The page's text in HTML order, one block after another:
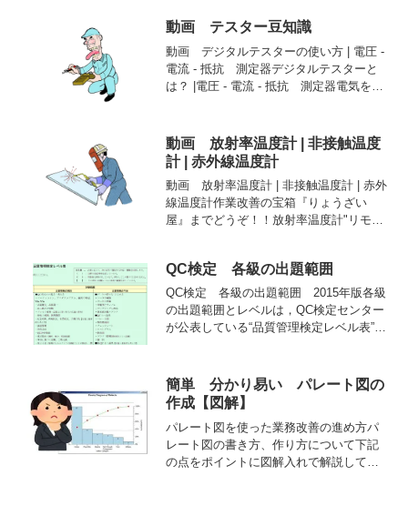
い。・市販品の場合は一般・カー用品店
にて販売する為、生産数...
動画 テスター豆知識
動画 デジタルテスターの使い方 | 電圧 -
電流 - 抵抗 測定器デジタルテスターと
は？ |電圧 - 電流 - 抵抗 測定器電気を扱
計や電流計が多く使われていますが、...
動画 放射率温度計 | 非接触温度
計 | 赤外線温度計
動画 放射率温度計 | 非接触温度計 | 赤外
線温度計作業改善の宝箱『りょうざい
屋』までどうぞ！！放射率温度計"リモー
計とは？すべての物体は赤外線を放射し
ています。こ...
QC検定 各級の出題範囲
QC検定 各級の出題範囲 2015年版各級
の出題範囲とレベルは，QC検定センター
が公表している“品質管理検定レベル表”に
検定センターのホームページを見てくだ
さい。表の...
簡単 分かり易い パレート図の
作成【図解】
パレート図を使った業務改善の進め方パ
レート図の書き方、作り方について下記
の点をポイントに図解入れで解説してい